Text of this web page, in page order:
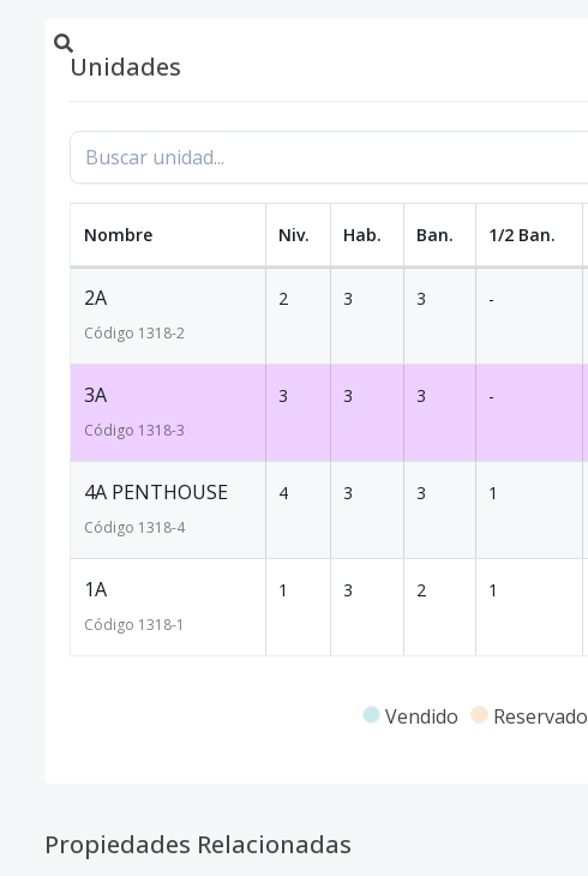
Unidades
Nombre Niv. Hab. Ban. 1/2 Ban.
2A
Código 1318-2
2 3 3 -
3A
Código 1318-3
3 3 3 -
4A PENTHOUSE
Código 1318-4
4 3 3 1
1A
Código 1318-1
1 3 2 1
Vendido Reservado
Propiedades Relacionadas